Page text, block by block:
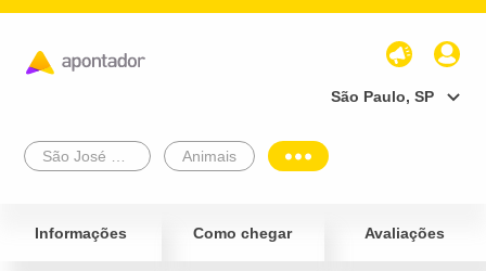
São Paulo, SP
Animais
Informações Como chegar Avaliações